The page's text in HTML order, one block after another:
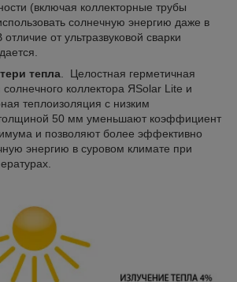
(включая коллекторные трубы
солнечную энергию даже в
от ультразвуковой сварки
тепла. Целостная герметичная
солнечного коллектора ЯSolar Lite и
теплоизоляция с низким
50 мм уменьшают коэффициент
и позволяют более эффективно
энергию в суровом климате при